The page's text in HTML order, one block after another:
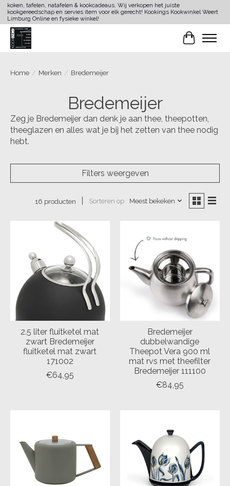
koken, tafelen, natafelen & kookcadeaus. Wij verkopen het juiste
kookgereedschap en servies item voor elk gerecht! Kookings Kookwinkel Weert
Limburg Online en fysieke winkel!
Home / Merken / Bredemeijer
Bredemeijer
Zeg je Bredemeijer dan denk je aan thee, theepotten,
theeglazen en alles wat je bij het zetten van thee nodig
hebt.
Filters weergeven
16 producten Sorteren op Meest bekeken
2.5 liter fluitketel mat
zwart Bredemeijer
fluitketel mat zwart
171002
€64,95
Bredemeijer
dubbelwandige
Theepot Vera 900 ml
mat rvs met theefilter
Bredemeijer 111100
€84,95